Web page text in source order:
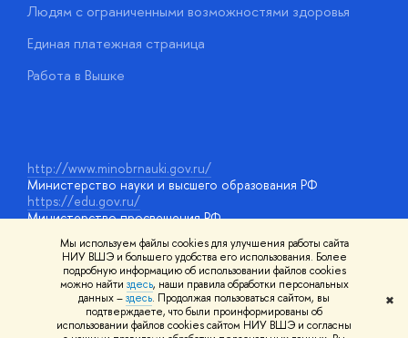
Мы используем файлы cookies для улучшения работы сайта
НИУ ВШЭ и большего удобства его использования. Более
подробную информацию об использовании файлов cookies
можно найти здесь, наши правила обработки персональных
данных –здесь. Продолжая пользоваться сайтом, вы
подтверждаете, что были проинформированы об
использовании файлов cookies сайтом НИУ ВШЭ и согласны
✖
Людям с ограниченными возможностями здоровья
Единая платежная страница
Работа в Вышке
http://www.minobrnauki.gov.ru/
Министерство науки и высшего образования РФ
https://edu.gov.ru/
Министерство просвещения РФ
Массовые открытые онлайн-курсы
© НИУ ВШЭ 1993–2026 Адреса и контактыУсловия
использования материалов Политика конфиденциальности